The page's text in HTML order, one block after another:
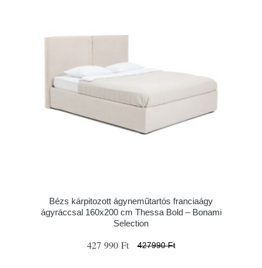
Bézs kárpitozott ágyneműtartós franciaágy
ágyráccsal 160x200 cm Thessa Bold – Bonami
Selection
427 990 Ft 427990 Ft